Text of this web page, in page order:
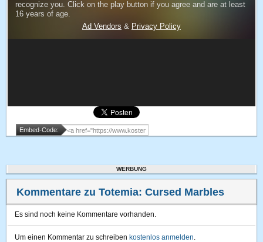
Embed-Code:
WERBUNG
Kommentare zu Totemia: Cursed Marbles
Es sind noch keine Kommentare vorhanden.
Um einen Kommentar zu schreiben kostenlos anmelden.